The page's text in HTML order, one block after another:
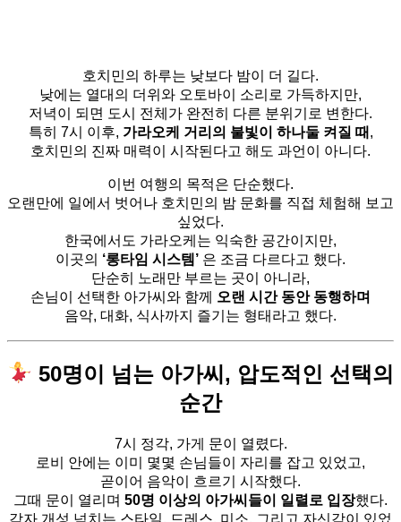
호치민의 하루는 낮보다 밤이 더 길다.
낮에는 열대의 더위와 오토바이 소리로 가득하지만,
저녁이 되면 도시 전체가 완전히 다른 분위기로 변한다.
특히 7시 이후, 가라오케 거리의 불빛이 하나둘 켜질 때 ,
호치민의 진짜 매력이 시작된다고 해도 과언이 아니다.
이번 여행의 목적은 단순했다.
오랜만에 일에서 벗어나 호치민의 밤 문화를 직접 체험해 보고
싶었다.
한국에서도 가라오케는 익숙한 공간이지만,
이곳의 ‘롱타임 시스템’ 은 조금 다르다고 했다.
단순히 노래만 부르는 곳이 아니라,
손님이 선택한 아가씨와 함께 오랜 시간 동안 동행하며
음악, 대화, 식사까지 즐기는 형태라고 했다.
50명이 넘는 아가씨, 압도적인 선택의
순간
7시 정각, 가게 문이 열렸다.
로비 안에는 이미 몇몇 손님들이 자리를 잡고 있었고,
곧이어 음악이 흐르기 시작했다.
그때 문이 열리며 50명 이상의 아가씨들이 일렬로 입장했다.
각자 개성 넘치는 스타일, 드레스, 미소, 그리고 자신감이 있었